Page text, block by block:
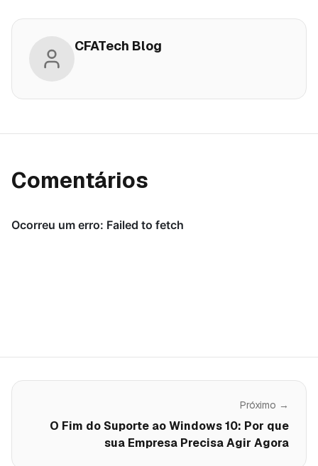
CFATech Blog
Comentários
Próximo →
O Fim do Suporte ao Windows 10: Por que
sua Empresa Precisa Agir Agora